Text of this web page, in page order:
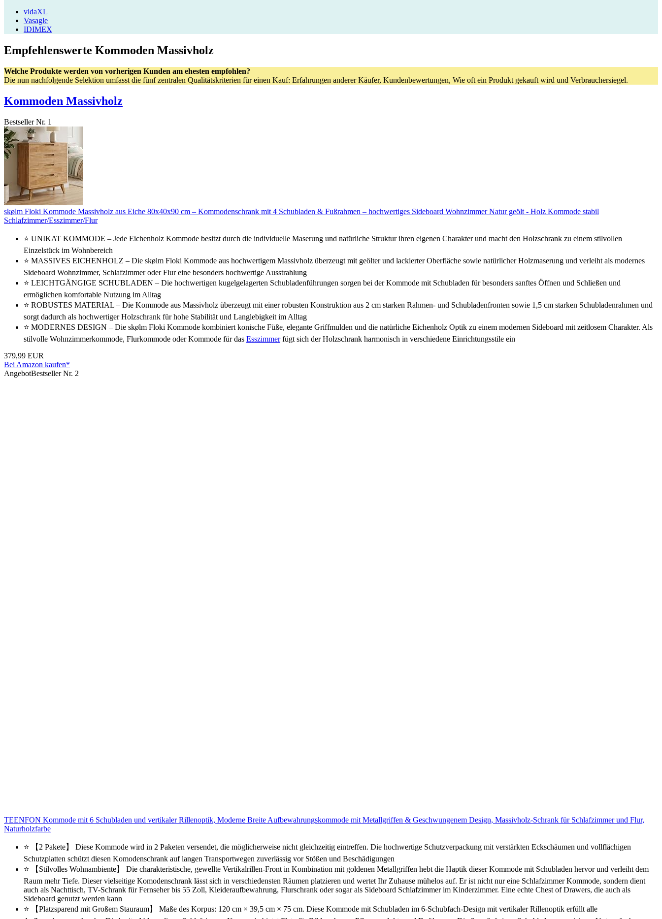
vidaXL
Vasagle
IDIMEX
Empfehlenswerte Kommoden Massivholz
Welche Produkte werden von vorherigen Kunden am ehesten empfohlen?
Die nun nachfolgende Selektion umfasst die fünf zentralen Qualitätskriterien für einen Kauf: Erfahrungen anderer Käufer, Kundenbewertungen, Wie oft ein Produkt gekauft wird und Verbrauchersiegel.
Kommoden Massivholz
Bestseller Nr. 1
skølm Floki Kommode Massivholz aus Eiche 80x40x90 cm – Kommodenschrank mit 4 Schubladen & Fußrahmen – hochwertiges Sideboard Wohnzimmer Natur geölt - Holz Kommode stabil
Schlafzimmer/Esszimmer/Flur
⭐ UNIKAT KOMMODE – Jede Eichenholz Kommode besitzt durch die individuelle Maserung und natürliche Struktur ihren eigenen Charakter und macht den Holzschrank zu einem stilvollen
Einzelstück im Wohnbereich
⭐ MASSIVES EICHENHOLZ – Die skølm Floki Kommode aus hochwertigem Massivholz überzeugt mit geölter und lackierter Oberfläche sowie natürlicher Holzmaserung und verleiht als modernes
Sideboard Wohnzimmer, Schlafzimmer oder Flur eine besonders hochwertige Ausstrahlung
⭐ LEICHTGÄNGIGE SCHUBLADEN – Die hochwertigen kugelgelagerten Schubladenführungen sorgen bei der Kommode mit Schubladen für besonders sanftes Öffnen und Schließen und
ermöglichen komfortable Nutzung im Alltag
⭐ ROBUSTES MATERIAL – Die Kommode aus Massivholz überzeugt mit einer robusten Konstruktion aus 2 cm starken Rahmen- und Schubladenfronten sowie 1,5 cm starken Schubladenrahmen und
sorgt dadurch als hochwertiger Holzschrank für hohe Stabilität und Langlebigkeit im Alltag
⭐ MODERNES DESIGN – Die skølm Floki Kommode kombiniert konische Füße, elegante Griffmulden und die natürliche Eichenholz Optik zu einem modernen Sideboard mit zeitlosem Charakter. Als
stilvolle Wohnzimmerkommode, Flurkommode oder Kommode für das Esszimmerfügt sich der Holzschrank harmonisch in verschiedene Einrichtungsstile ein
379,99 EUR
Bei Amazon kaufen*
AngebotBestseller Nr. 2
TEENFON Kommode mit 6 Schubladen und vertikaler Rillenoptik, Moderne Breite Aufbewahrungskommode mit Metallgriffen & Geschwungenem Design, Massivholz-Schrank für Schlafzimmer und Flur,
Naturholzfarbe
⭐ 【2 Pakete】 Diese Kommode wird in 2 Paketen versendet, die möglicherweise nicht gleichzeitig eintreffen. Die hochwertige Schutzverpackung mit verstärkten Eckschäumen und vollflächigen
Schutzplatten schützt diesen Komodenschrank auf langen Transportwegen zuverlässig vor Stößen und Beschädigungen
⭐ 【Stilvolles Wohnambiente】 Die charakteristische, gewellte Vertikalrillen-Front in Kombination mit goldenen Metallgriffen hebt die Haptik dieser Kommode mit Schubladen hervor und verleiht dem
Raum mehr Tiefe. Dieser vielseitige Komodenschrank lässt sich in verschiedensten Räumen platzieren und wertet Ihr Zuhause mühelos auf. Er ist nicht nur eine Schlafzimmer Kommode, sondern dient
auch als Nachttisch, TV-Schrank für Fernseher bis 55 Zoll, Kleideraufbewahrung, Flurschrank oder sogar als Sideboard Schlafzimmer im Kinderzimmer. Eine echte Chest of Drawers, die auch als
Sideboard genutzt werden kann
⭐ 【Platzsparend mit Großem Stauraum】 Maße des Korpus: 120 cm × 39,5 cm × 75 cm. Diese Kommode mit Schubladen im 6-Schubfach-Design mit vertikaler Rillenoptik erfüllt alle